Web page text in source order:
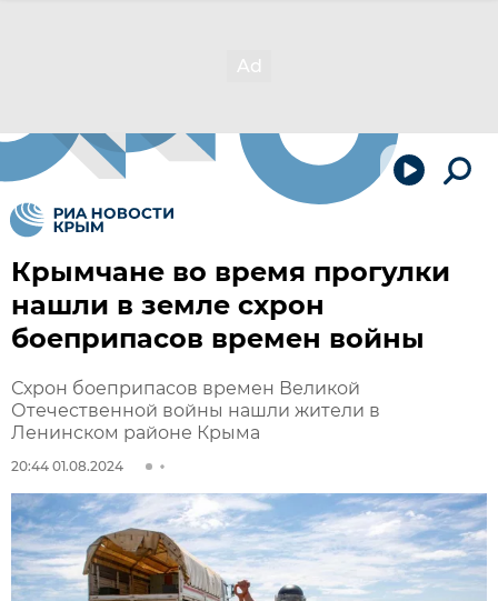
Крымчане во время прогулки
нашли в земле схрон
боеприпасов времен войны
Схрон боеприпасов времен Великой
Отечественной войны нашли жители в
Ленинском районе Крыма
20:44 01.08.2024